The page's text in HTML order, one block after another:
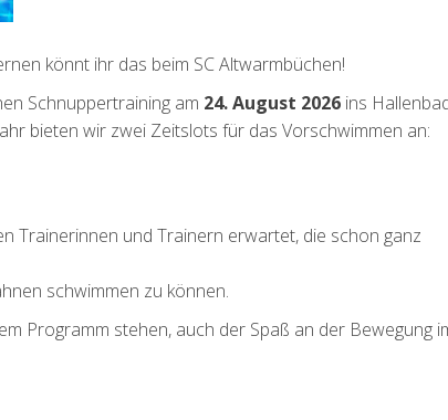
könnt ihr das beim SC Altwarmbüchen!
Schnuppertraining am 24. August 2026 ins
bieten wir zwei Zeitslots für das Vorschwimmen an:
Trainerinnen und Trainern erwartet, die schon ganz
schwimmen zu können.
Programm stehen, auch der Spaß an der Bewegung